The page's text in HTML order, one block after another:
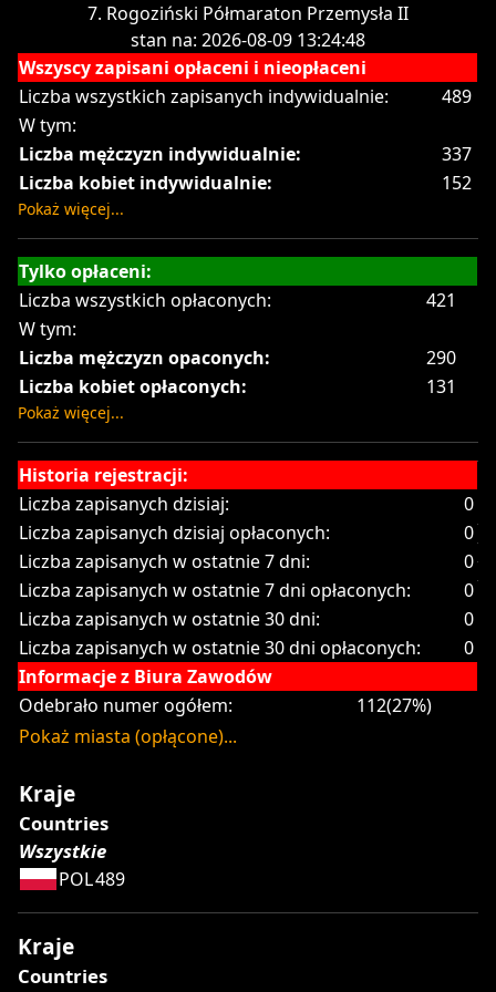
7. Rogoziński Półmaraton Przemysła II
stan na: 2026-08-09 13:24:48
Wszyscy zapisani opłaceni i nieopłaceni
Liczba wszystkich zapisanych indywidualnie:
489
W tym:
Liczba mężczyzn indywidualnie:
337
Liczba kobiet indywidualnie:
152
Pokaż więcej...
Tylko opłaceni:
Liczba wszystkich opłaconych:
421
W tym:
Liczba mężczyzn opaconych:
290
Liczba kobiet opłaconych:
131
Pokaż więcej...
Historia rejestracji:
Liczba zapisanych dzisiaj:
0
Liczba zapisanych dzisiaj opłaconych:
0
Liczba zapisanych w ostatnie 7 dni:
0
Liczba zapisanych w ostatnie 7 dni opłaconych:
0
Liczba zapisanych w ostatnie 30 dni:
0
Liczba zapisanych w ostatnie 30 dni opłaconych:
0
Informacje z Biura Zawodów
Odebrało numer ogółem:
112(27%)
Pokaż miasta (opłącone)...
Kraje
Countries
Wszystkie
POL489
Kraje
Countries